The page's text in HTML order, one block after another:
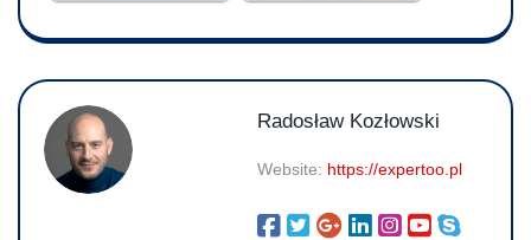
Radosław Kozłowski
Website: https://expertoo.pl